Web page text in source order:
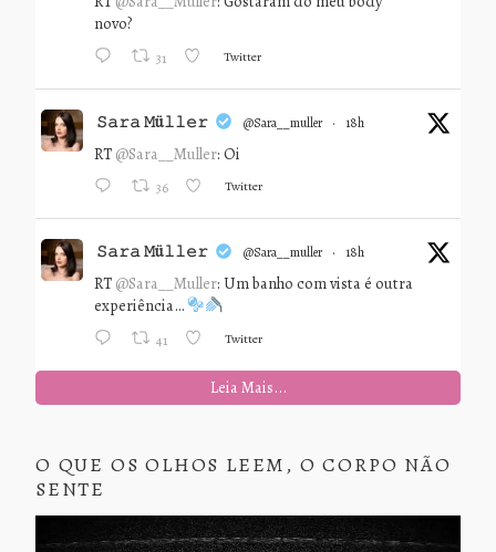
novo?
31 Twitter
𝚂𝚊𝚛𝚊 𝙼ü𝚕𝚕𝚎𝚛 @sara__muller · 18h
RT @Sara__Muller: Oi
36 Twitter
𝚂𝚊𝚛𝚊 𝙼ü𝚕𝚕𝚎𝚛 @sara__muller · 18h
RT @Sara__Muller: Um banho com vista é outra
experiência…
41 Twitter
Leia Mais...
O QUE OS OLHOS LEEM, O CORPO NÃO
SENTE